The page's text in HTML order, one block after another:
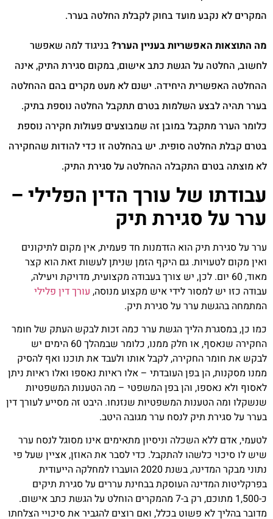
מועד בחוק לקבלת החלטה בערר.
בעניין הערר?בניגוד למה שאפשר
הגשת כתב אישום, במקום סגירת התיק, אינה
היחידה. ישנם לא מעט מקרים בהם ההחלטה
השלמות בטרם תתקבל החלטה נוספת בתיק.
במובן זה שמבוצעים פעולות חקירה נוספת
סופית. יש בהחלטה זו כדי להודות שהחקירה
התקבלה ההחלטה על סגירת התיק.
עורך הדין הפלילי –
תיק
הוא הזדמנות חד פעמית, אין מקום לתיקונים
גם היקף הזמן שניתן לעשות זאת הוא קצר
יום. לכן, יש צורך בעבודה מקצועית, מדויקת ויעילה,
לידי איש מקצוע מנוסה,עורך דין פלילי
ערר על סגירת תיק.
הליך הגשת ערר כמה זכות לבקש העתק של חומר
החקירה שנאסף, או חלק ממנו, כלומר שבמהלך 60 הימים יש
לקבל אותו ולעבד את תוכנו ואף להסיק
בפן העובדתי – אלו ראיות נאספו ואלו ראיות ניתן
והן בפן המשפטי – מה הטענות המשפטיות
המשפטיות שנזנחו. היבט זה מסייע לעורך דין
לנסח ערר מגובה היטב.
השכלה וניסיון מתאימים אינו מסוגל לנסח ערר
להתקבל. כדי לסבר את האוזן, אציין שעל פי
נתוני מבקר המדינה, בשנת 2020 הועברו למחלקה הייעודית
העוסקת בבחינת עררים על סגירת תיקים
כ-1,500 מתוכם, רק ב-7 מהמקרים הוחלט על הגשת כתב אישום.
פשוט בכלל, ואם רוצים להגביר את סיכויי הצלחתו